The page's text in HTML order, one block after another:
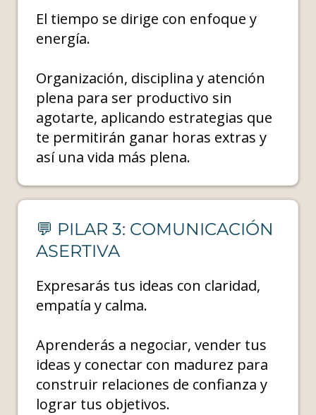
El tiempo se dirige con enfoque y
energía.
Organización, disciplina y atención
plena para ser productivo sin
agotarte, aplicando estrategias que
te permitirán ganar horas extras y
así una vida más plena.
💬 PILAR 3: COMUNICACIÓN
ASERTIVA
Expresarás tus ideas con claridad,
empatía y calma.
Aprenderás a negociar, vender tus
ideas y conectar con madurez para
construir relaciones de confianza y
lograr tus objetivos.